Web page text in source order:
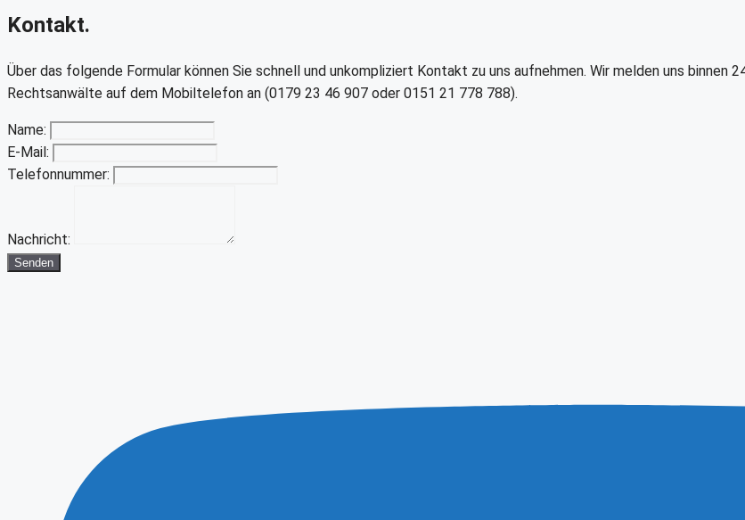
Kontakt.
Über das folgende Formular können Sie schnell und unkompliziert Kontakt zu uns aufnehmen. Wir melden uns binnen
Rechtsanwälte auf dem Mobiltelefon an (0179 23 46 907 oder 0151 21 778 788).
Name:
E-Mail:
Telefonnummer:
Nachricht:
Senden